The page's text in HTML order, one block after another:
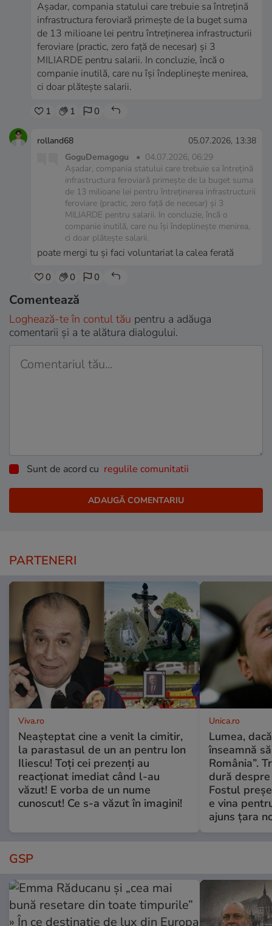
Așadar, compania statului care trebuie sa întrețină
infrastructura feroviară primește de la buget suma
de 13 milioane lei pentru întreținerea infrastructurii
feroviare (practic, zero față de necesar) și 3
MILIARDE pentru salarii. In concluzie, încă o
companie inutilă, care nu își îndeplinește menirea,
ci doar plătește salarii.
1 1 0
rolland68
05.07.2026, 13:38
GoguDemagogu
• 04.07.2026, 06:29
Așadar, compania statului care trebuie sa întrețină
infrastructura feroviară primește de la buget suma
de 13 milioane lei pentru întreținerea infrastructurii
feroviare (practic, zero față de necesar) și 3
MILIARDE pentru salarii. In concluzie, încă o
companie inutilă, care nu își îndeplinește menirea,
ci doar plătește salarii.
poate mergi tu și faci voluntariat la calea ferată
0 0 0
Comentează
Loghează-te în contul tău pentru a adăuga
comentarii și a te alătura dialogului.
Sunt de acord cu regulile comunitatii
PARTENERI
Viva.ro
Neașteptat cine a venit la cimitir,
la parastasul de un an pentru Ion
Iliescu! Toți cei prezenți au
reacționat imediat când l-au
văzut! E vorba de un nume
cunoscut! Ce s-a văzut în imagini!
Unica.ro
Lumea,
înseamnă
România”.
dură
Fostul
e vina
ajuns țara
GSP